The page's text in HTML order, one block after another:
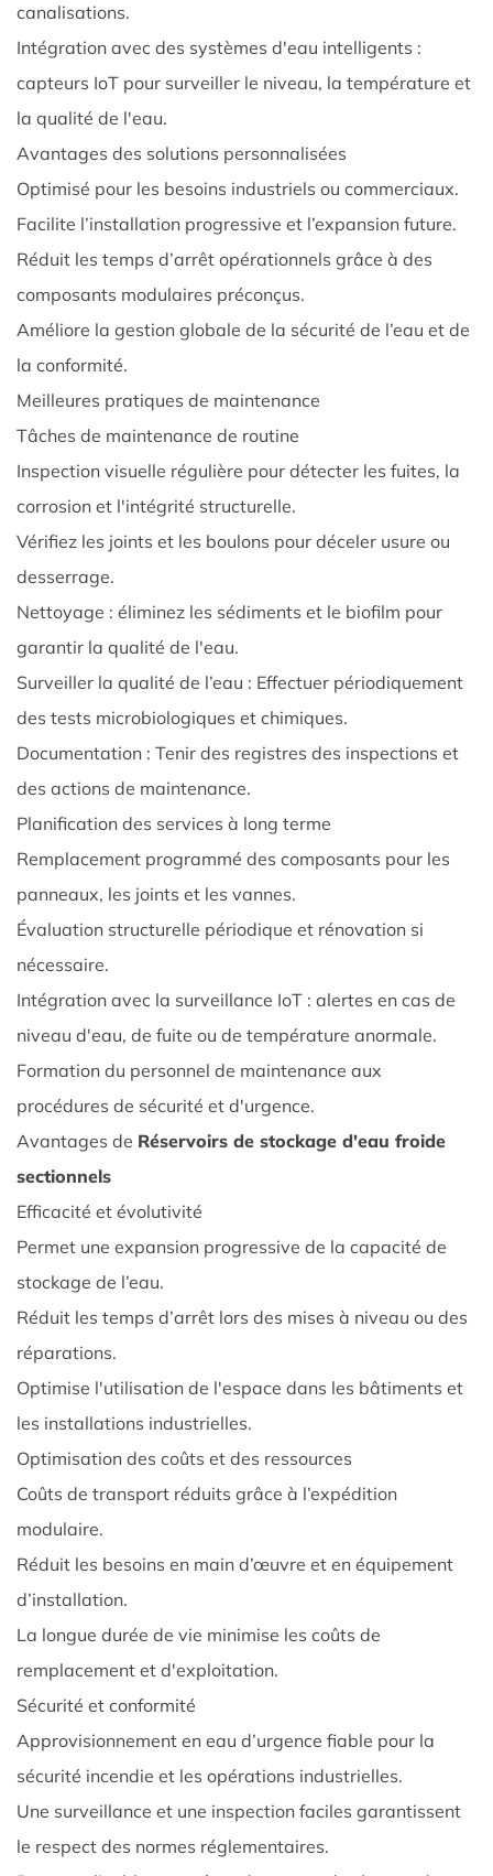
sectionnels
modulaires
à
usage
le
système
bénéficie-
t-
installations ?
9.0.3
3.
Que
dois-
d'un
Guide
d'installation
des
réservoirs
stockage
d'eau
froide
sectionnels
?
4.
Pourquoi
avantages
des
réservoirs
de
stockage
d'eau
froide
sectionnels
en
sécurité
incendie
importante
?
9.0.5
sont
Meilleures
pratiques
d’entretien
réservoirs
sectionnels
de
stockage
d’eau
froide
9.0.6
canalisations.
Intégration avec des systèmes d'eau intelligents :
capteurs IoT pour surveiller le niveau, la température et
la qualité de l'eau.
Avantages des solutions personnalisées
Optimisé pour les besoins industriels ou commerciaux.
Facilite l’installation progressive et l’expansion future.
Réduit les temps d’arrêt opérationnels grâce à des
composants modulaires préconçus.
Améliore la gestion globale de la sécurité de l’eau et de
la conformité.
Meilleures pratiques de maintenance
Tâches de maintenance de routine
Inspection visuelle régulière pour détecter les fuites, la
corrosion et l'intégrité structurelle.
Vérifiez les joints et les boulons pour déceler usure ou
desserrage.
Nettoyage : éliminez les sédiments et le biofilm pour
garantir la qualité de l'eau.
Surveiller la qualité de l’eau : Effectuer périodiquement
des tests microbiologiques et chimiques.
Documentation : Tenir des registres des inspections et
des actions de maintenance.
Planification des services à long terme
Remplacement programmé des composants pour les
panneaux, les joints et les vannes.
Évaluation structurelle périodique et rénovation si
nécessaire.
Intégration avec la surveillance IoT : alertes en cas de
niveau d'eau, de fuite ou de température anormale.
Formation du personnel de maintenance aux
procédures de sécurité et d'urgence.
Avantages de Réservoirs de stockage d'eau froide
sectionnels
Efficacité et évolutivité
Permet une expansion progressive de la capacité de
stockage de l’eau.
Réduit les temps d’arrêt lors des mises à niveau ou des
réparations.
Optimise l'utilisation de l'espace dans les bâtiments et
les installations industrielles.
Optimisation des coûts et des ressources
Coûts de transport réduits grâce à l’expédition
modulaire.
Réduit les besoins en main d’œuvre et en équipement
d’installation.
La longue durée de vie minimise les coûts de
remplacement et d'exploitation.
Sécurité et conformité
Approvisionnement en eau d’urgence fiable pour la
sécurité incendie et les opérations industrielles.
Une surveillance et une inspection faciles garantissent
le respect des normes réglementaires.